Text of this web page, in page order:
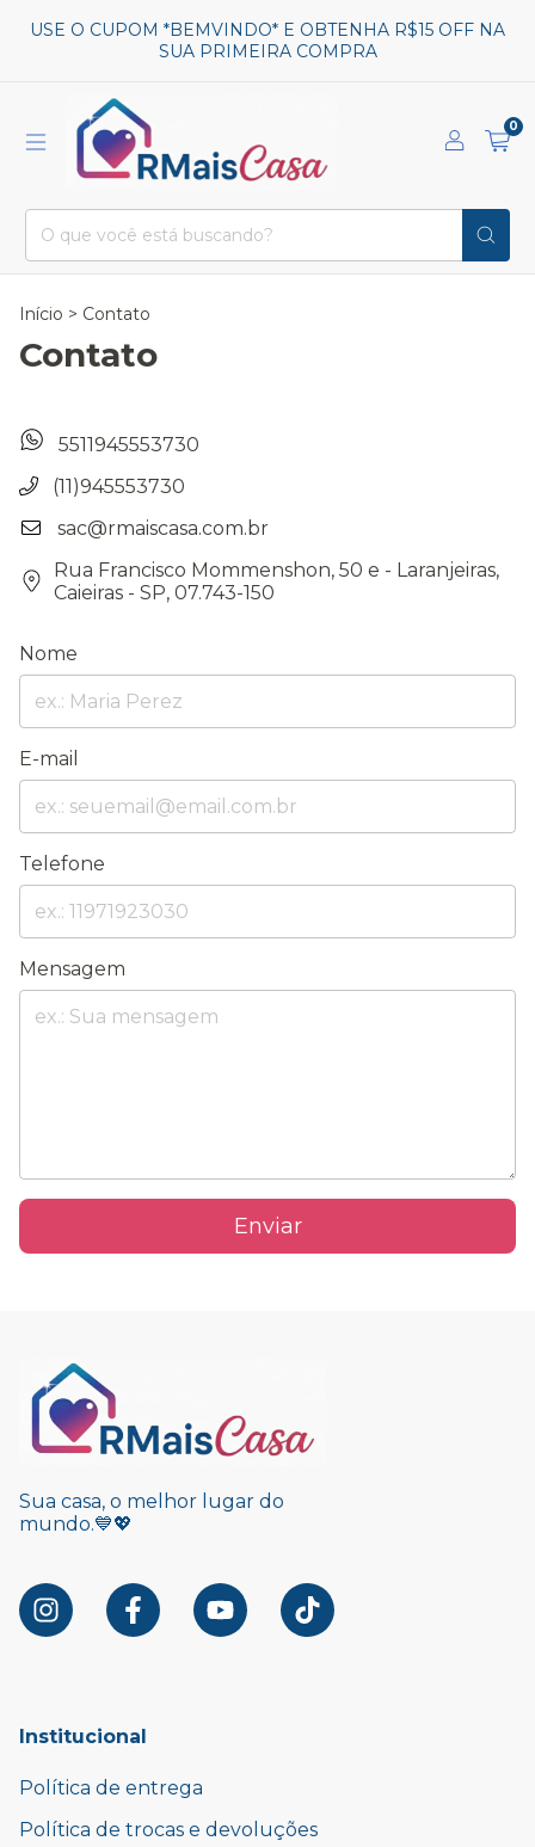
USE O CUPOM *BEMVINDO* E OBTENHA R$15 OFF NA
SUA PRIMEIRA COMPRA
0
Início > Contato
Contato
5511945553730
(11)945553730
sac@rmaiscasa.com.br
Rua Francisco Mommenshon, 50 e - Laranjeiras,
Caieiras - SP, 07.743-150
Nome
E-mail
Telefone
Mensagem
Enviar
Sua casa, o melhor lugar do
mundo.💙💖
Institucional
Política de entrega
Política de trocas e devoluções